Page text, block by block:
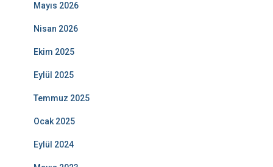
Mayıs 2026
Nisan 2026
Ekim 2025
Eylül 2025
Temmuz 2025
Ocak 2025
Eylül 2024